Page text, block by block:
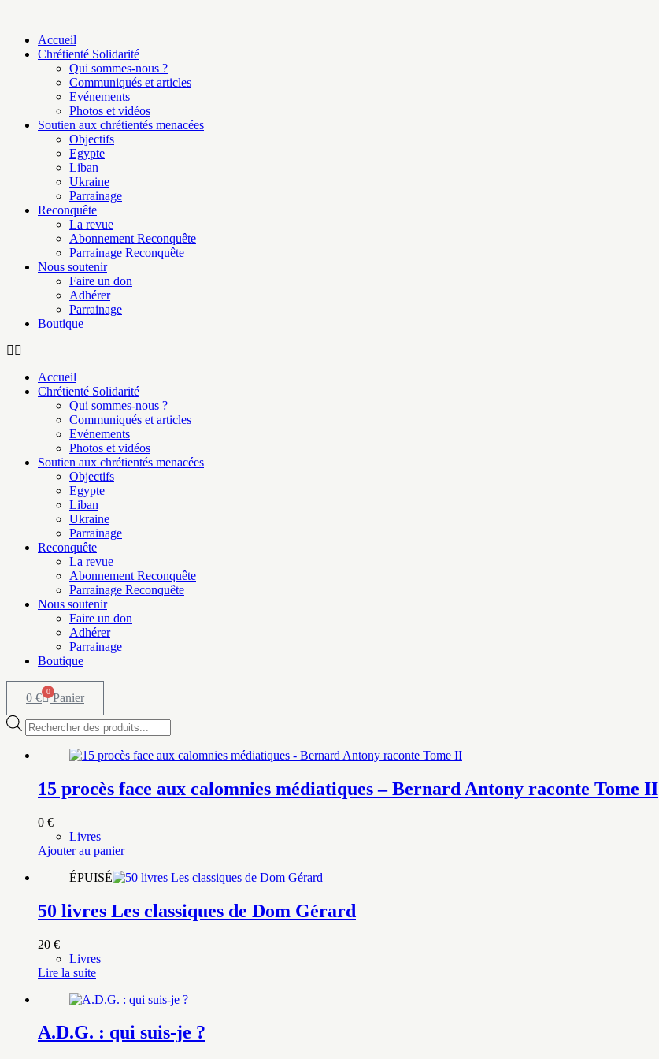
contenuAccueil
Chrétienté Solidarité
Qui sommes-nous ?
Communiqués et articles
Evénements
Photos et vidéos
Soutien aux chrétientés menacées
Objectifs
Egypte
Liban
Ukraine
Parrainage
Reconquête
La revue
Abonnement Reconquête
Parrainage Reconquête
Nous soutenir
Faire un don
Adhérer
Parrainage
Boutique
Accueil
Chrétienté Solidarité
Qui sommes-nous ?
Communiqués et articles
Evénements
Photos et vidéos
Soutien aux chrétientés menacées
Objectifs
Egypte
Liban
Ukraine
Parrainage
Reconquête
La revue
Abonnement Reconquête
Parrainage Reconquête
Nous soutenir
Faire un don
Adhérer
Parrainage
Boutique
0 € 0 Panier
Recherche
de
15 procès face aux calomnies médiatiques – Bernard Antony raconte Tome II
0 €
Livres
Ajouter au panier
ÉPUISÉ
50 livres Les classiques de Dom Gérard
20 €
Livres
Lire la suite
A.D.G. : qui suis-je ?